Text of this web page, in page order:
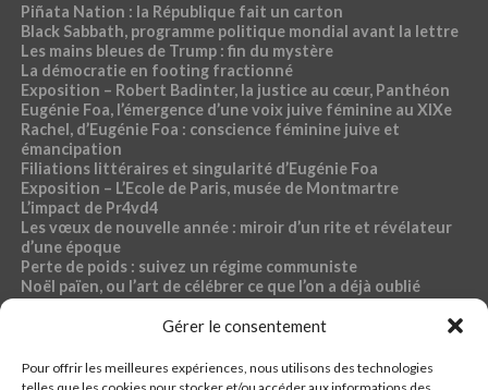
Gérer le consentement
Pour offrir les meilleures expériences, nous utilisons des technologies
Piñata Nation : la République fait un carton
Black Sabbath, programme politique mondial avant la lettre
Les mains bleues de Trump : fin du mystère
La démocratie en footing fractionné
Exposition – Robert Badinter, la justice au cœur, Panthéon
Eugénie Foa, l’émergence d’une voix juive féminine au XIXe
Rachel, d’Eugénie Foa : conscience féminine juive et
émancipation
Filiations littéraires et singularité d’Eugénie Foa
Exposition – L’Ecole de Paris, musée de Montmartre
L’impact de Pr4vd4
Les vœux de nouvelle année : miroir d’un rite et révélateur
d’une époque
Perte de poids : suivez un régime communiste
Noël païen, ou l’art de célébrer ce que l’on a déjà oublié
Dossier « Café du commerce »